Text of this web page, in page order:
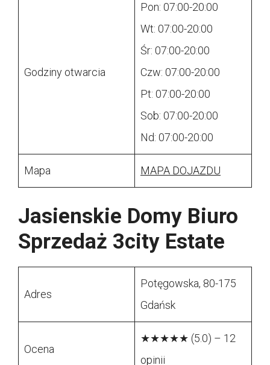
Godziny otwarcia
Pon: 07:00-20:00
Wt: 07:00-20:00
Śr: 07:00-20:00
Czw: 07:00-20:00
Pt: 07:00-20:00
Sob: 07:00-20:00
Nd: 07:00-20:00
Mapa MAPA DOJAZDU
Jasienskie Domy Biuro
Sprzedaż 3city Estate
Adres
Potęgowska, 80-175
Gdańsk
Ocena
★★★★★ (5.0) – 12
opinii